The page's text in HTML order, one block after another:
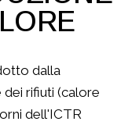
dalla
rifiuti (calore
dell'ICTR